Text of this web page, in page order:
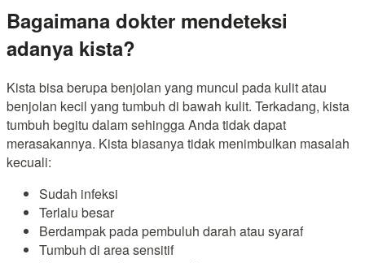
Bagaimana dokter mendeteksi
adanya kista?
Kista bisa berupa benjolan yang muncul pada kulit atau
benjolan kecil yang tumbuh di bawah kulit. Terkadang, kista
tumbuh begitu dalam sehingga Anda tidak dapat
merasakannya. Kista biasanya tidak menimbulkan masalah
kecuali:
Sudah infeksi
Terlalu besar
Berdampak pada pembuluh darah atau syaraf
Tumbuh di area sensitif